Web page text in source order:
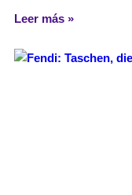
Leer más »